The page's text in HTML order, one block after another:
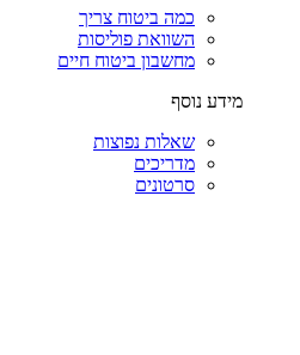
כמה ביטוח צריך
השוואת פוליסות
מחשבון ביטוח חיים
מידע נוסף
שאלות נפוצות
מדריכים
סרטונים